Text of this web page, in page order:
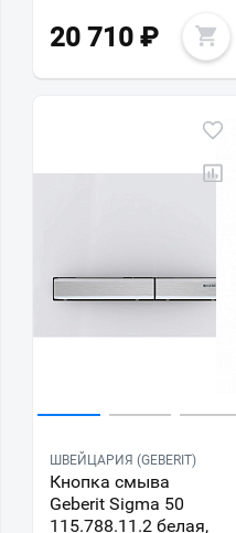
20 710 ₽
ШВЕЙЦАРИЯ (GEBERIT)
Кнопка смыва
Geberit Sigma 50
115.788.11.2 белая,